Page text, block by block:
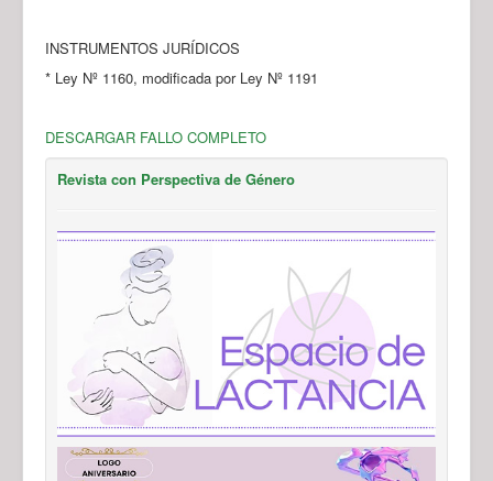
INSTRUMENTOS JURÍDICOS
* Ley Nº 1160, modificada por Ley Nº 1191
DESCARGAR FALLO COMPLETO
Revista con Perspectiva de Género